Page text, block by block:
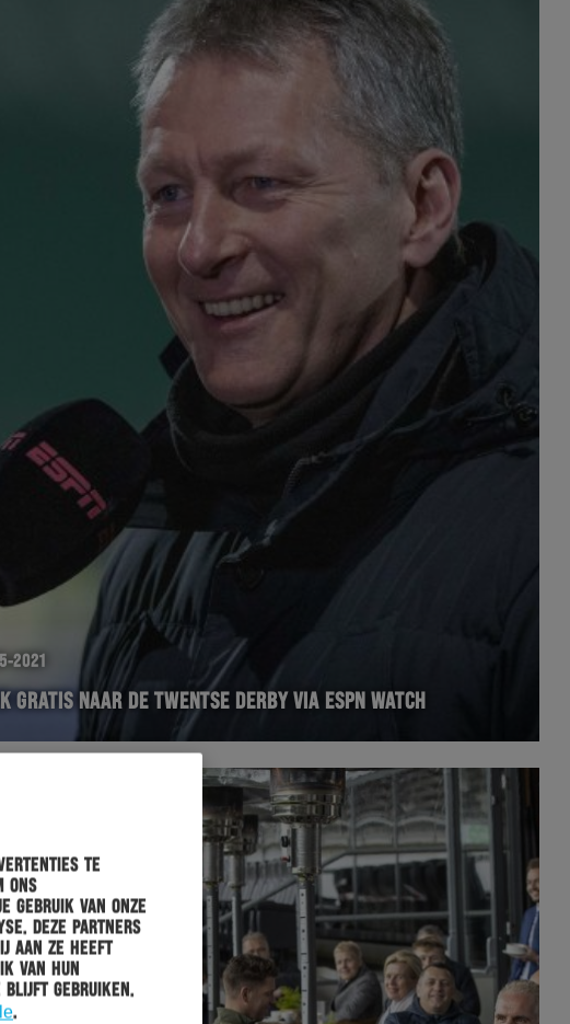
te
ons
gebruik van onze
Deze partners
aan ze heeft
van hun
blijft gebruiken.
.
2021
GRATIS NAAR DE TWENTSE DERBY VIA ESPN WATCH